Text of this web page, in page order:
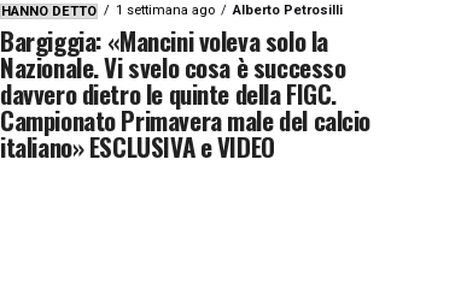
HANNO DETTO 1 settimana ago Alberto Petrosilli
Bargiggia: «Mancini voleva solo la
Nazionale. Vi svelo cosa è successo
davvero dietro le quinte della FIGC.
Campionato Primavera male del calcio
italiano» ESCLUSIVA e VIDEO